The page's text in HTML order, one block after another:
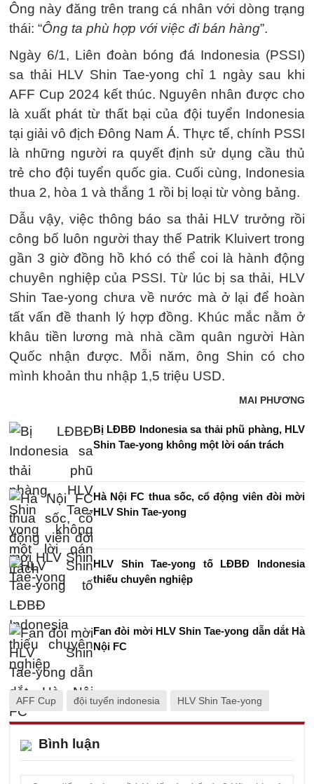
Ông này đăng trên trang cá nhân với dòng trạng
thái: “Ông ta phù hợp với việc đi bán hàng”.
Ngày 6/1, Liên đoàn bóng đá Indonesia (PSSI)
sa thải HLV Shin Tae-yong chỉ 1 ngày sau khi
AFF Cup 2024 kết thúc. Nguyên nhân được cho
là xuất phát từ thất bại của đội tuyển Indonesia
tại giải vô địch Đông Nam Á. Thực tế, chính PSSI
là những người ra quyết định sử dụng cầu thủ
trẻ cho đội tuyển quốc gia. Cuối cùng, Indonesia
thua 2, hòa 1 và thắng 1 rồi bị loại từ vòng bảng.
Dẫu vậy, việc thông báo sa thải HLV trưởng rồi
công bố luôn người thay thế Patrik Kluivert trong
gần 3 giờ đồng hồ khó có thể coi là hành động
chuyên nghiệp của PSSI. Từ lúc bị sa thải, HLV
Shin Tae-yong chưa về nước mà ở lại để hoàn
tất vấn đề thanh lý hợp đồng. Khúc mắc nằm ở
khâu tiền lương mà nhà cầm quân người Hàn
Quốc nhận được. Mỗi năm, ông Shin có cho
mình khoản thu nhập 1,5 triệu USD.
MAI PHƯƠNG
Bị LĐBĐ Indonesia sa thải phũ phàng, HLV
Shin Tae-yong không một lời oán trách
Hà Nội FC thua sốc, cổ động viên đòi mời
HLV Shin Tae-yong
HLV Shin Tae-yong tố LĐBĐ Indonesia
thiếu chuyên nghiệp
Fan đòi mời HLV Shin Tae-yong dẫn dắt Hà
Nội FC
AFF Cup đội tuyển indonesia HLV Shin Tae-yong
Bình luận